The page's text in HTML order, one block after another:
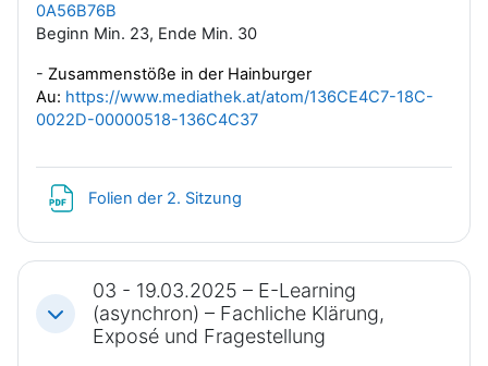
0A56B76B
Beginn Min. 23, Ende Min. 30
- Zusammenstöße in der Hainburger
Au: https://www.mediathek.at/atom/136CE4C7-18C-
0022D-00000518-136C4C37
Folien der 2. Sitzung
Einklappen
03 - 19.03.2025 – E-Learning
(asynchron) – Fachliche Klärung,
Exposé und Fragestellung